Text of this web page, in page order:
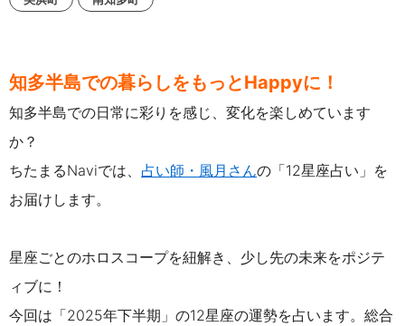
知多半島での暮らしをもっとHappyに！
知多半島での日常に彩りを感じ、変化を楽しめています
か？
ちたまるNaviでは、 占い師・風月さんの「12星座占い」を
お届けします。
星座ごとのホロスコープを紐解き、少し先の未来をポジテ
ィブに！
今回は「2025年下半期」の12星座の運勢を占います。総合